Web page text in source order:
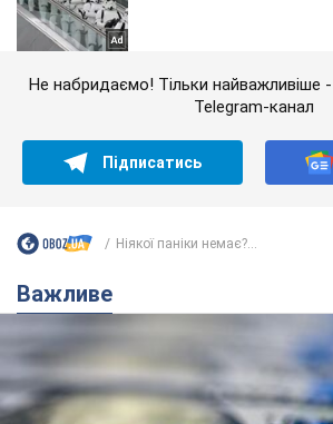
Не набридаємо! Тільки найважливіше
Telegram-канал
Підписатись
Ніякої паніки немає?...
Важливе